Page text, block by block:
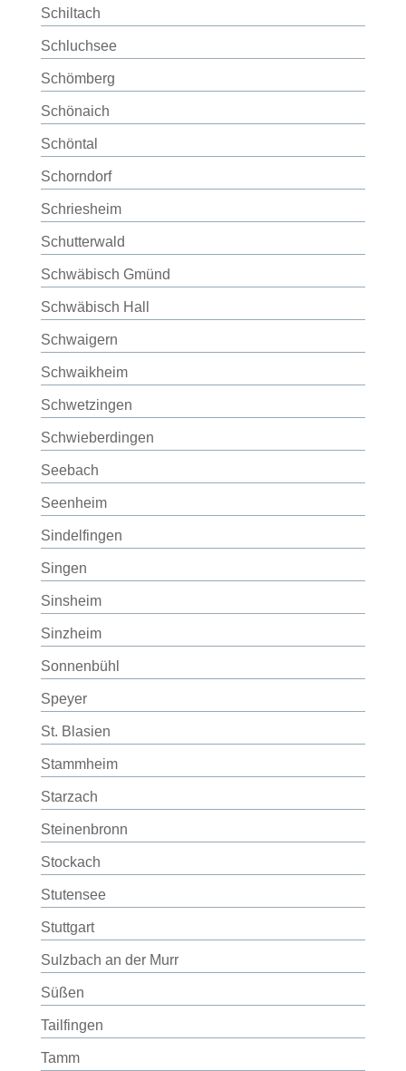
Schiltach
Schluchsee
Schömberg
Schönaich
Schöntal
Schorndorf
Schriesheim
Schutterwald
Schwäbisch Gmünd
Schwäbisch Hall
Schwaigern
Schwaikheim
Schwetzingen
Schwieberdingen
Seebach
Seenheim
Sindelfingen
Singen
Sinsheim
Sinzheim
Sonnenbühl
Speyer
St. Blasien
Stammheim
Starzach
Steinenbronn
Stockach
Stutensee
Stuttgart
Sulzbach an der Murr
Süßen
Tailfingen
Tamm